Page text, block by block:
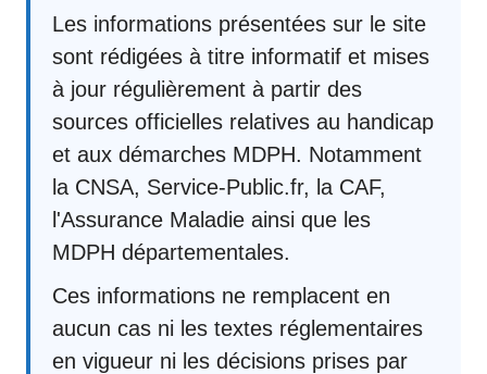
Les informations présentées sur le site
sont rédigées à titre informatif et mises
à jour régulièrement à partir des
sources officielles relatives au handicap
et aux démarches MDPH. Notamment
la CNSA, Service-Public.fr, la CAF,
l'Assurance Maladie ainsi que les
MDPH départementales.
Ces informations ne remplacent en
aucun cas ni les textes réglementaires
en vigueur ni les décisions prises par